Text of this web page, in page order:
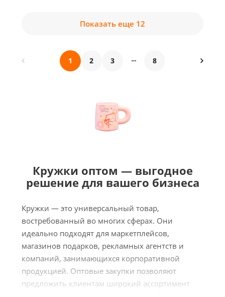
Показать еще 12
1 2 3 8
Кружки оптом — выгодное
решение для вашего бизнеса
Кружки — это универсальный товар,
востребованный во многих сферах. Они
идеально подходят для маркетплейсов,
магазинов подарков, рекламных агентств и
компаний, занимающихся корпоративной
продукцией. Оптовые закупки позволяют
предложить клиентам широкий ассортимент